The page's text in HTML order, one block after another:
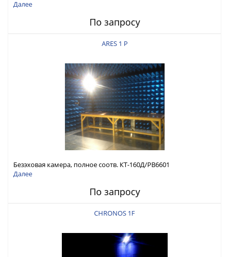
Далее
По запросу
ARES 1 P
Безэховая камера, полное соотв. КТ-160Д/РВ6601
Далее
По запросу
CHRONOS 1F